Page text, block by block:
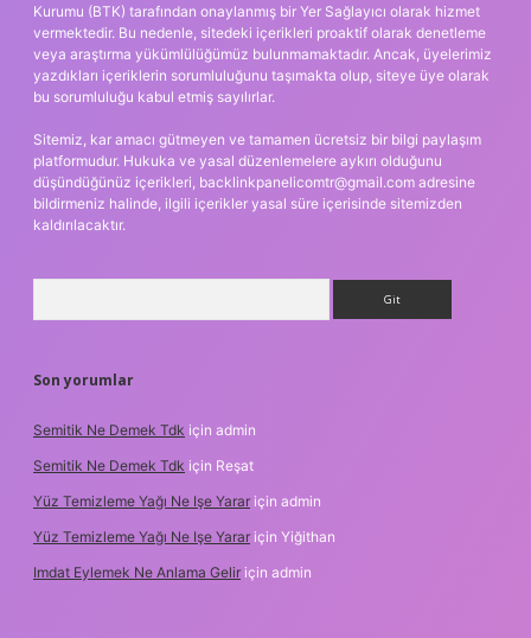
Kurumu (BTK) tarafından onaylanmış bir Yer Sağlayıcı olarak hizmet
vermektedir. Bu nedenle, sitedeki içerikleri proaktif olarak denetleme
veya araştırma yükümlülüğümüz bulunmamaktadır. Ancak, üyelerimiz
yazdıkları içeriklerin sorumluluğunu taşımakta olup, siteye üye olarak
bu sorumluluğu kabul etmiş sayılırlar.
Sitemiz, kar amacı gütmeyen ve tamamen ücretsiz bir bilgi paylaşım
platformudur. Hukuka ve yasal düzenlemelere aykırı olduğunu
düşündüğünüz içerikleri, backlinkpanelicomtr@gmail.com adresine
bildirmeniz halinde, ilgili içerikler yasal süre içerisinde sitemizden
kaldırılacaktır.
Son yorumlar
Semitik Ne Demek Tdk için admin
Semitik Ne Demek Tdk için Reşat
Yüz Temizleme Yağı Ne Işe Yarar için admin
Yüz Temizleme Yağı Ne Işe Yarar için Yiğithan
Imdat Eylemek Ne Anlama Gelir için admin